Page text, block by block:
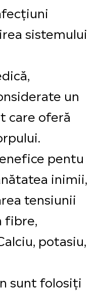
sistemului
un
care oferă
pentu
inimii,
tensiunii
fibre,
potasiu,
sunt folosiți